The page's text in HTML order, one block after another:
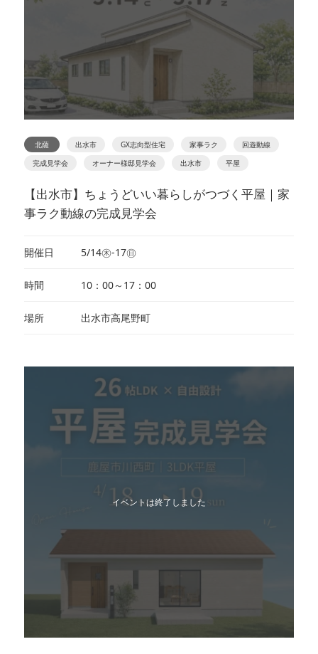
北薩 出水市 GX志向型住宅 家事ラク
回遊動線
完成見学会
オーナー様邸見学会 出水市 平屋
【出水市】ちょうどいい暮らしがつづく平屋｜家
事ラク動線の完成見学会
開催日 5/14㊍-17㊐
時間 10：00～17：00
場所 出水市高尾野町
イベントは終了しました